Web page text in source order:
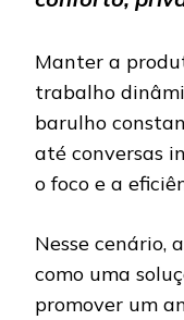
Manter a
trabalho
barulho
até conversas
o foco e a
Nesse cenário,
como uma
promover um